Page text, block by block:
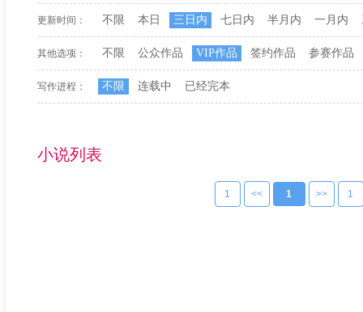
更新时间： 不限 本日 三日内 七日内 半月内 一月内
其他选项： 不限 公众作品 VIP作品 签约作品 参赛作品
写作进程： 不限 连载中 已经完本
小说列表
1 << 1 >> 1